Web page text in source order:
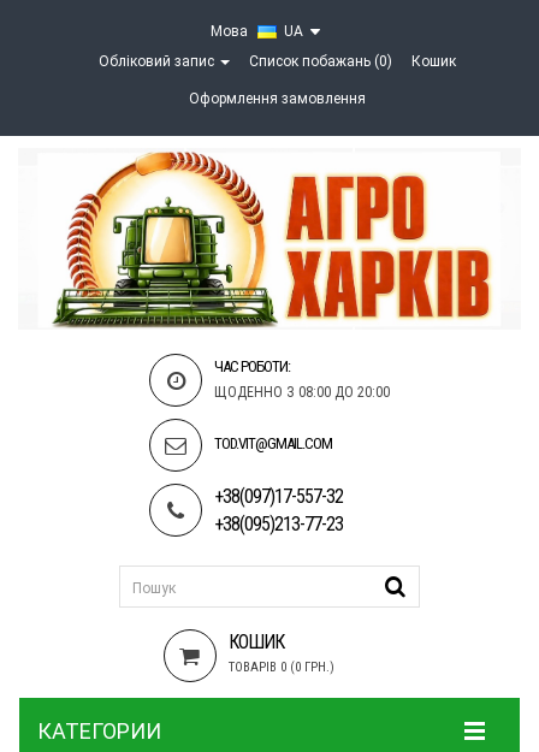
Мова
UA
Обліковий запис
Список побажань (0) Кошик
Оформлення замовлення
ЧАС РОБОТИ:
ЩОДЕННО З 08:00 ДО 20:00
TOD.VIT@GMAIL.COM
+38(097)17-557-32
+38(095)213-77-23
КОШИК
ТОВАРІВ 0 (0 ГРН.)
КАТЕГОРИИ